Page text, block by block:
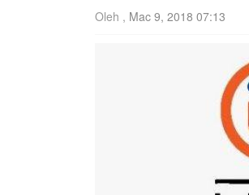
Oleh , Mac 9, 2018 07:13